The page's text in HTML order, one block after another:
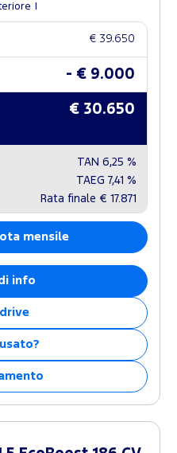
€ 39.650
- € 9.000
€ 30.650
TAN 6,25 %
TAEG 7,41 %
Rata finale € 17.871
mensile
info